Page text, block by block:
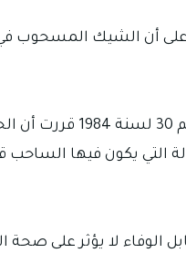
ميعاد تقديم الصك لأن المادة 156 من قانون التجارة العراقي
ولا يعني التأخير في تقديم الصك دائما
التي يكون فيها الساحب
العراقي رقم 30 لسنة 1984 قررت أن عدم وجود